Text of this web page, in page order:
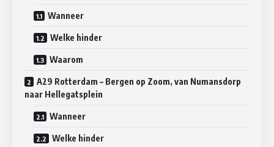
Wanneer
Welke hinder
Waarom
A29 Rotterdam – Bergen op Zoom, van Numansdorp
naar Hellegatsplein
Wanneer
Welke hinder